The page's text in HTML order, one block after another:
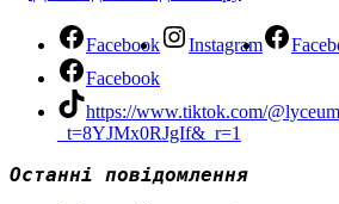
Facebook Instagram
Facebook
https://www.tiktok.com/
_t=8YJMx0RJgIf&_r=1
Останні повідомлення